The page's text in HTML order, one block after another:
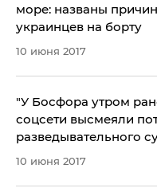
море: названы
украинцев на борту
10 июня 2017
​"У Босфора утром
соцсети высмеяли
разведывательного
10 июня 2017